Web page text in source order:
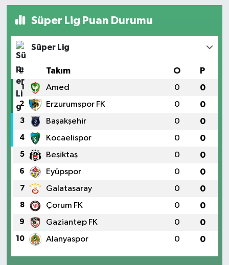
Süper Lig Puan Durumu
Süper Lig
# Takım O P
1 Amed 0 0
2 Erzurumspor FK 0 0
3 Başakşehir 0 0
4 Kocaelispor 0 0
5 Beşiktaş 0 0
6 Eyüpspor 0 0
7 Galatasaray 0 0
8 Çorum FK 0 0
9 Gaziantep FK 0 0
10 Alanyaspor 0 0